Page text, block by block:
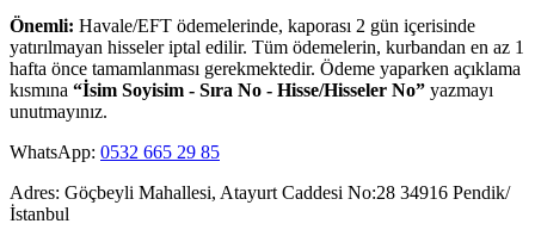
Önemli: Havale/EFT ödemelerinde, kaporası 2 gün içerisinde
yatırılmayan hisseler iptal edilir. Tüm ödemelerin, kurbandan en az 1
hafta önce tamamlanması gerekmektedir. Ödeme yaparken açıklama
kısmına “İsim Soyisim - Sıra No - Hisse/Hisseler No” yazmayı
unutmayınız.
WhatsApp: 0532 665 29 85
Adres: Göçbeyli Mahallesi, Atayurt Caddesi No:28 34916 Pendik/
İstanbul